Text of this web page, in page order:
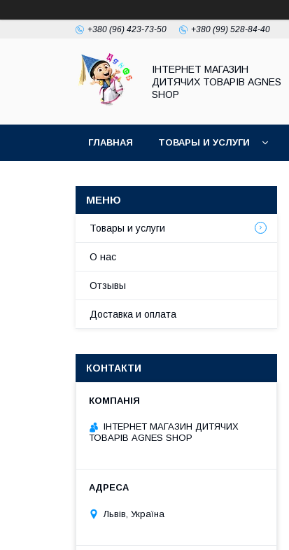
+380 (96) 423-73-50 +380 (99) 528-84-40
ІНТЕРНЕТ МАГАЗИН
ДИТЯЧИХ ТОВАРІВ AGNES
SHOP
ГЛАВНАЯ ТОВАРЫ И УСЛУГИ
Товары и услуги
О нас
Отзывы
Доставка и оплата
КОНТАКТИ
ІНТЕРНЕТ МАГАЗИН ДИТЯЧИХ
ТОВАРІВ AGNES SHOP
Львів, Україна